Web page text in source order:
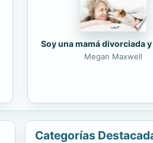
Soy una mamá divorciada
Megan Maxwell
Categorías